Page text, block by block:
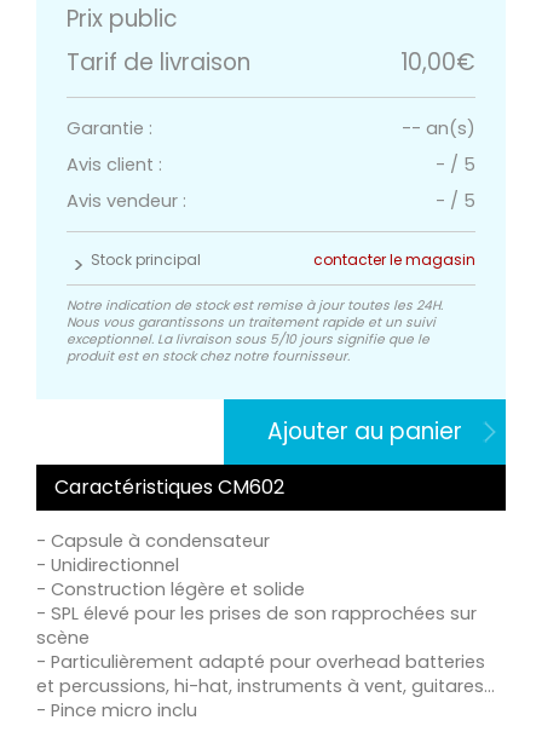
Prix public
Tarif de livraison
10,00€
Garantie :
-- an(s)
Avis client :
- / 5
Avis vendeur :
- / 5
Stock principal contacter le magasin
Notre indication de stock est remise à jour toutes les 24H.
Nous vous garantissons un traitement rapide et un suivi
exceptionnel. La livraison sous 5/10 jours signifie que le
produit est en stock chez notre fournisseur.
Ajouter au panier
Caractéristiques CM602
- Capsule à condensateur
- Unidirectionnel
- Construction légère et solide
- SPL élevé pour les prises de son rapprochées sur
scène
- Particulièrement adapté pour overhead batteries
et percussions, hi-hat, instruments à vent, guitares...
- Pince micro inclu